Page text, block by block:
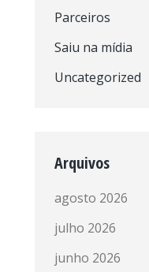
Parceiros
Saiu na mídia
Uncategorized
Arquivos
agosto 2026
julho 2026
junho 2026